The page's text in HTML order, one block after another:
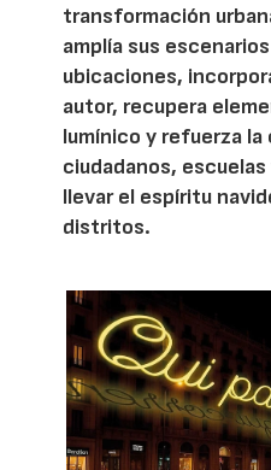
transformación
amplía sus
ubicaciones,
autor, recupera
lumínico y refuerza
ciudadanos,
llevar el espíritu
distritos.